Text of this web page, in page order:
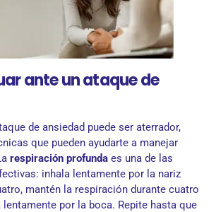
ante un ataque de
de ansiedad puede ser aterrador,
que pueden ayudarte a manejar
respiración profunda es una de las
inhala lentamente por la nariz
mantén la respiración durante cuatro
lentamente por la boca. Repite hasta que